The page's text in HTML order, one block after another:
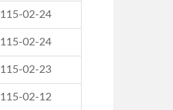
115-02-24
115-02-24
115-02-23
115-02-12